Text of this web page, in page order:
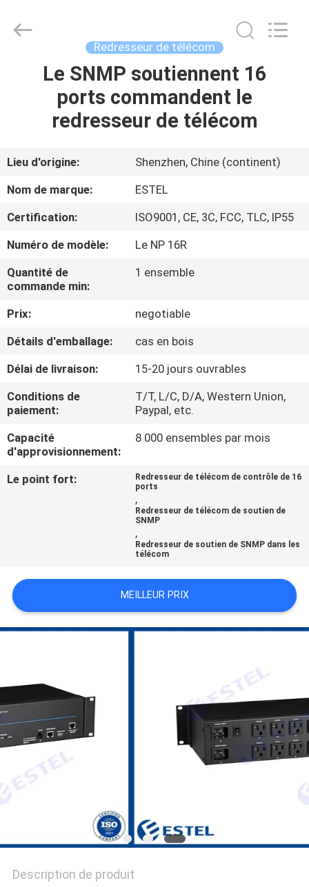
MAISON
PRODUITS
AU
SUJET
DE
VISITE
CONTRÔLE
DE
QUALITÉ
CONTACTEZ-
NOUS
CITATION
PLAN
SITE
PRIVACY
POLICY
AND
TECHNOLOGY
Redresseur de télécom
Le SNMP soutiennent 16
ports commandent le
redresseur de télécom
Lieu d'origine:
Shenzhen, Chine (continent)
Nom de marque:
ESTEL
Certification:
ISO9001, CE, 3C, FCC, TLC, IP55
Numéro de modèle:
Le NP 16R
Quantité de
commande min:
1 ensemble
Prix:
negotiable
Détails d'emballage:
cas en bois
Délai de livraison:
15-20 jours ouvrables
Conditions de
paiement:
T/T, L/C, D/A, Western Union,
Paypal, etc.
Capacité
d'approvisionnement:
8 000 ensembles par mois
Le point fort:
Redresseur de télécom de contrôle de 16
ports
,
Redresseur de télécom de soutien de
SNMP
,
Redresseur de soutien de SNMP dans les
télécom
MEILLEUR PRIX
Description de produit